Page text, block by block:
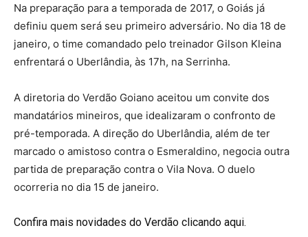
Na preparação para a temporada de 2017, o Goiás já
definiu quem será seu primeiro adversário. No dia 18 de
janeiro, o time comandado pelo treinador Gilson Kleina
enfrentará o Uberlândia, às 17h, na Serrinha.
A diretoria do Verdão Goiano aceitou um convite dos
mandatários mineiros, que idealizaram o confronto de
pré-temporada. A direção do Uberlândia, além de ter
marcado o amistoso contra o Esmeraldino, negocia outra
partida de preparação contra o Vila Nova. O duelo
ocorreria no dia 15 de janeiro.
Confira mais novidades do Verdão clicando aqui.